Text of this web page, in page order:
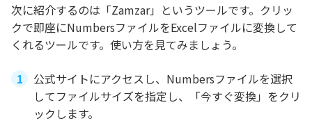
次に紹介するのは「Zamzar」というツールです。クリッ
クで即座にNumbersファイルをExcelファイルに変換して
くれるツールです。使い方を見てみましょう。
公式サイトにアクセスし、Numbersファイルを選択
してファイルサイズを指定し、「今すぐ変換」をクリ
ックします。